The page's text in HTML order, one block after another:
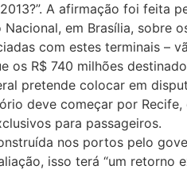
A afirmação foi
em Brasília, sobre
com estes terminais
R$ 740 milhões
pretende colocar em
deve começar por
para passageiros.
nos portos pelo
isso terá “um